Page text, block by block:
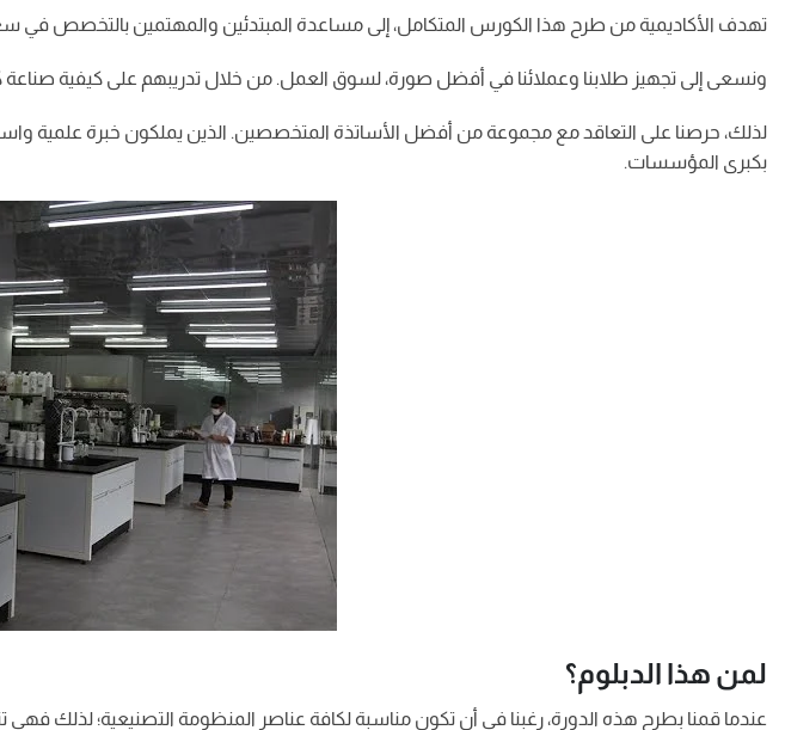
تهدف الأكاديمية من طرح هذا الكورس المتكامل، إلى مساعدة المبتدئين والمهتمين بالتخصص في
ونسعى إلى تجهيز طلابنا وعملائنا في أفضل صورة، لسوق العمل. من خلال تدريبهم على كيفية صناعة
لذلك، حرصنا على التعاقد مع مجموعة من أفضل الأساتذة المتخصصين. الذين يملكون خبرة علمية
بكبرى المؤسسات.
لمن هذا الدبلوم؟
عندما قمنا بطرح هذه الدورة، رغبنا في أن تكون مناسبة لكافة عناصر المنظومة التصنيعية؛ لذلك